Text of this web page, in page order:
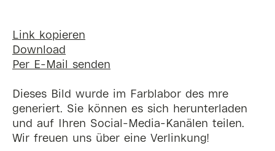
Link kopieren
Download
Per E-Mail senden
Dieses Bild wurde im Farblabor des mre
generiert. Sie können es sich herunterladen
und auf Ihren Social-Media-Kanälen teilen.
Wir freuen uns über eine Verlinkung!